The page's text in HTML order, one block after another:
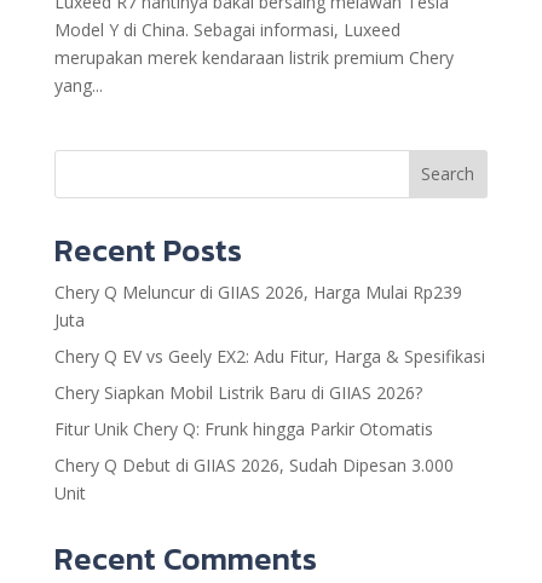
Model Y di China. Sebagai informasi, Luxeed
merupakan merek kendaraan listrik premium Chery
yang...
Search
Recent Posts
Chery Q Meluncur di GIIAS 2026, Harga Mulai Rp239
Juta
Chery Q EV vs Geely EX2: Adu Fitur, Harga & Spesifikasi
Chery Siapkan Mobil Listrik Baru di GIIAS 2026?
Fitur Unik Chery Q: Frunk hingga Parkir Otomatis
Chery Q Debut di GIIAS 2026, Sudah Dipesan 3.000
Unit
Recent Comments